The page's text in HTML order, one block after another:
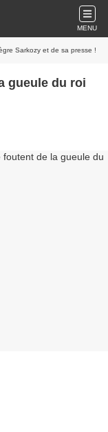
MENU
Sarkozy et de sa presse !
gueule du roi